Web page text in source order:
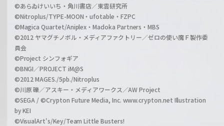
©あらゐけいいち・角川書店／東雲研究所
©Nitroplus/TYPE-MOON・ufotable・FZPC
©Magica Quartet/Aniplex・Madoka Partners・MBS
©2012 ヤマグチノボル・メディアファクトリー／ゼロの使い魔Ｆ製作委
員会
©Project シンフォギア
©BNGI／PROJECT iM@S
©2012 MAGES./5pb./Nitroplus
©川原 礫／アスキー・メディアワークス／AW Project
©SEGA / ©Crypton Future Media, Inc. www.crypton.net Illustration
by KEI
©VisualArt's/Key/Team Little Busters!